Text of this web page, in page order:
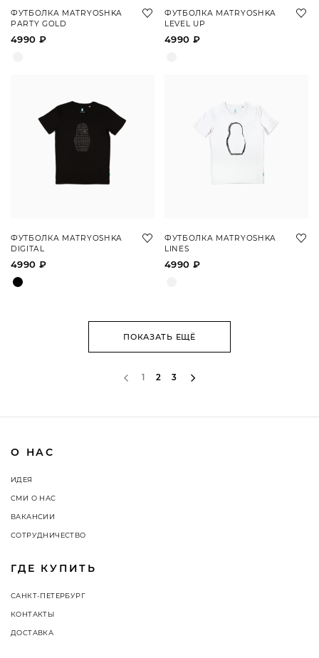
ФУТБОЛКА MATRYOSHKA
PARTY GOLD
4990 ₽
ФУТБОЛКА MATRYOSHKA
LEVEL UP
4990 ₽
ФУТБОЛКА MATRYOSHKA
DIGITAL
4990 ₽
ФУТБОЛКА MATRYOSHKA
LINES
4990 ₽
ПОКАЗАТЬ ЕЩЁ
1 2 3
О НАС
ИДЕЯ
СМИ О НАС
ВАКАНСИИ
СОТРУДНИЧЕСТВО
ГДЕ КУПИТЬ
САНКТ-ПЕТЕРБУРГ
КОНТАКТЫ
ДОСТАВКА